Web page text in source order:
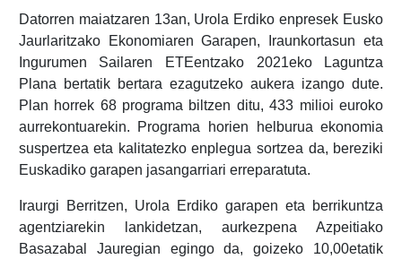
Datorren maiatzaren 13an, Urola Erdiko enpresek Eusko
Jaurlaritzako Ekonomiaren Garapen, Iraunkortasun eta
Ingurumen Sailaren ETEentzako 2021eko Laguntza
Plana bertatik bertara ezagutzeko aukera izango dute.
Plan horrek 68 programa biltzen ditu, 433 milioi euroko
aurrekontuarekin. Programa horien helburua ekonomia
suspertzea eta kalitatezko enplegua sortzea da, bereziki
Euskadiko garapen jasangarriari erreparatuta.
Iraurgi Berritzen, Urola Erdiko garapen eta berrikuntza
agentziarekin lankidetzan, aurkezpena Azpeitiako
Basazabal Jauregian egingo da, goizeko 10,00etatik